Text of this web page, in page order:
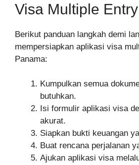
Visa Multiple
Berikut panduan langkah demi
mempersiapkan aplikasi visa
Panama:
Kumpulkan semua
butuhkan.
Isi formulir aplikasi visa
akurat.
Siapkan bukti keuangan
Buat rencana perjalanan
Ajukan aplikasi visa